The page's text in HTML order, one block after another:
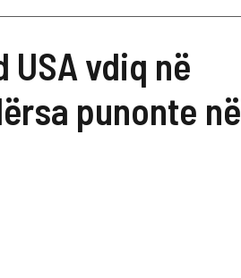
vdiq në
punonte në